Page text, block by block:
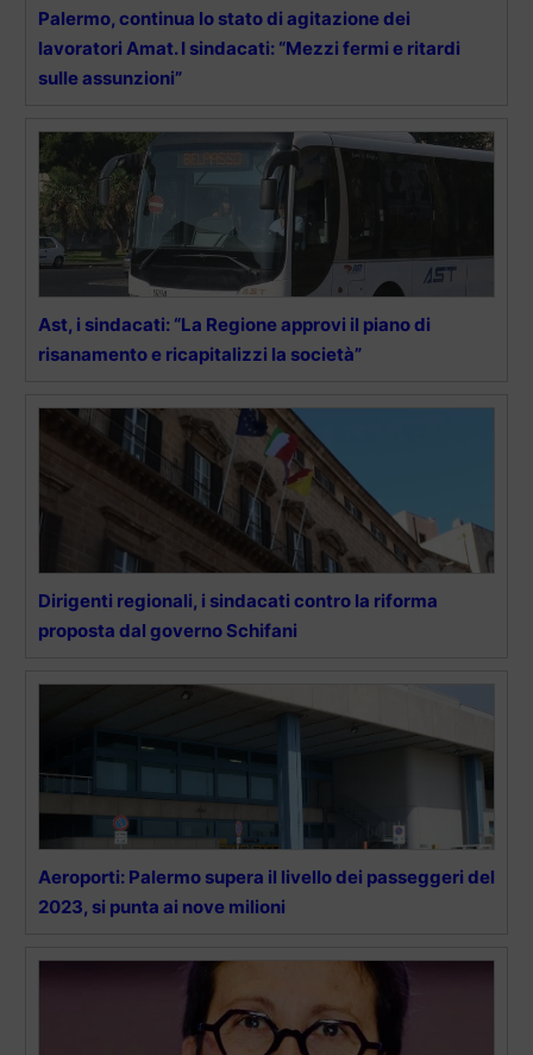
Palermo, continua lo stato di agitazione dei
lavoratori Amat. I sindacati: “Mezzi fermi e ritardi
sulle assunzioni”
Ast, i sindacati: “La Regione approvi il piano di
risanamento e ricapitalizzi la società”
Dirigenti regionali, i sindacati contro la riforma
proposta dal governo Schifani
Aeroporti: Palermo supera il livello dei passeggeri del
2023, si punta ai nove milioni